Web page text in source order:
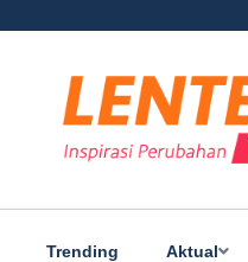
Trending Aktual